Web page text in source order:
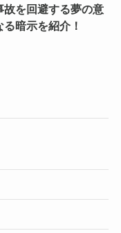
故を回避する夢の意
暗示を紹介！